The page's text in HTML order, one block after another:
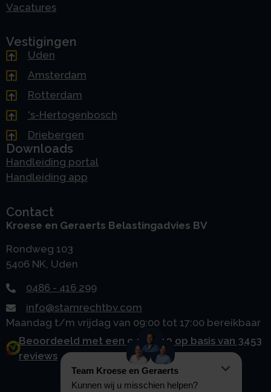
Vacatures
Vestigingen
Uden
Amsterdam
Rotterdam
's-Hertogenbosch
Driebergen
Downloads
Handleiding portal
Handleiding app
Contact
Kroese en Geraerts Belastingadvies BV
Rondweg 103
5406 NK, Uden
0486 - 416 299
info@stamrechtbv.com
Maandag t/m vrijdag van 09:00 tot 17:00 bereikbaar
Beoordeeld met een 9.0 uit 10 op basis van 3453
reviews